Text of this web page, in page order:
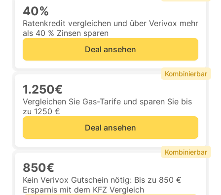
40%
Ratenkredit vergleichen und über Verivox mehr
als 40 % Zinsen sparen
Deal ansehen
1.250€
Vergleichen Sie Gas-Tarife und sparen Sie bis
zu 1250 €
Deal ansehen
Kombinierbar
850€
Kein Verivox Gutschein nötig: Bis zu 850 €
Ersparnis mit dem KFZ Vergleich
Kombinierbar